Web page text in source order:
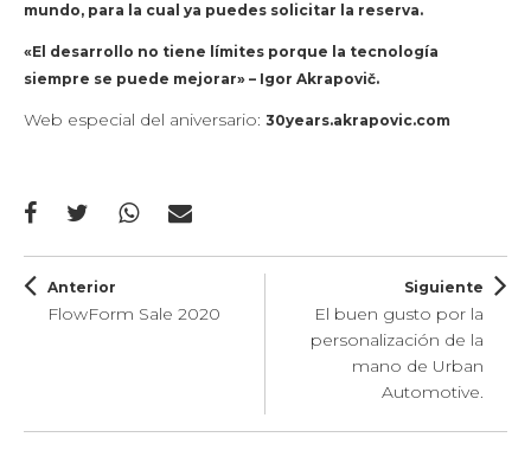
mundo, para la cual ya puedes solicitar la reserva.
«El desarrollo no tiene límites porque la tecnología
siempre se puede mejorar» – Igor Akrapovič.
Web especial del aniversario: 30years.akrapovic.com
Anterior
FlowForm Sale 2020
Siguiente
El buen gusto por la
personalización de la
mano de Urban
Automotive.